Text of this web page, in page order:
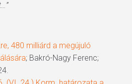
480 milliárd a megújuló
; Bakró-Nagy Ferenc;